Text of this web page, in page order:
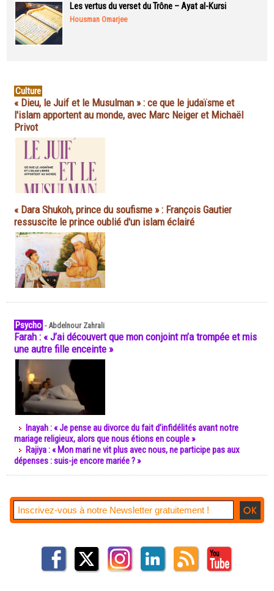
Les vertus du verset du Trône – Ayat al-Kursi
Housman Omarjee
Culture
« Dieu, le Juif et le Musulman » : ce que le judaïsme et
l'islam apportent au monde, avec Marc Neiger et Michaël
Privot
« Dara Shukoh, prince du soufisme » : François Gautier
ressuscite le prince oublié d'un islam éclairé
Psycho -Abdelnour Zahrali
Farah : « J’ai découvert que mon conjoint m’a trompée et mis
une autre fille enceinte »
Inayah : « Je pense au divorce du fait d’infidélités avant notre
mariage religieux, alors que nous étions en couple »
Rajiya : « Mon mari ne vit plus avec nous, ne participe pas aux
dépenses : suis-je encore mariée ? »